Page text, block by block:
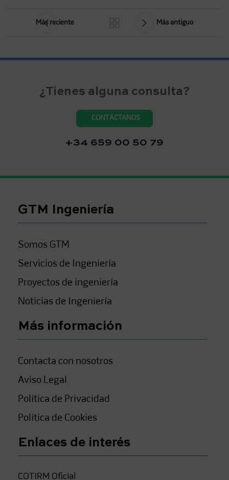
Más reciente Más antiguo
¿Tienes alguna consulta?
CONTÁCTANOS
+34 659 00 50 79
GTM Ingeniería
Somos GTM
Servicios de Ingeniería
Proyectos de ingeniería
Noticias de Ingeniería
Más información
Contacta con nosotros
Aviso Legal
Política de Privacidad
Política de Cookies
Enlaces de interés
COTIRM Oficial